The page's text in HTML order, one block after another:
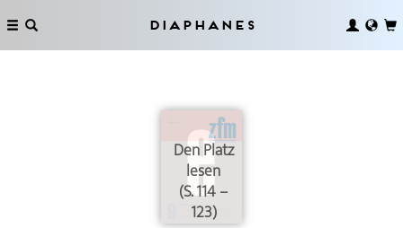
Diaphanes
Den Platz
lesen
(S. 114 –
123)